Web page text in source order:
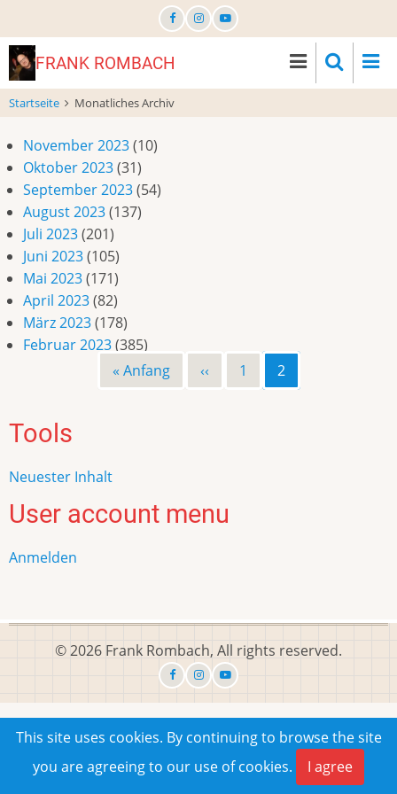
zum
InhaltFRANK ROMBACH
Startseite Monatliches Archiv
November 2023(10)
Oktober 2023(31)
September 2023(54)
August 2023(137)
Juli 2023(201)
Juni 2023(105)
Mai 2023(171)
April 2023(82)
März 2023(178)
Februar 2023(385)
Seitennummerierung
Erste
Seite
« Anfang
Vorherige
Seite
‹‹ Page
1 Page
2
Tools
Neuester Inhalt
User account menu
Anmelden
© 2026 Frank Rombach, All rights reserved.
This site uses cookies. By continuing to browse the site
you are agreeing to our use of cookies.
I agree